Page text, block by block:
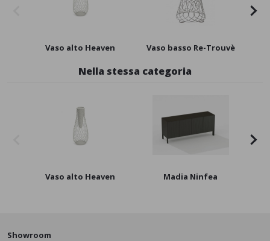
Vaso alto Heaven Vaso basso Re-Trouvè
Nella stessa categoria
Vaso alto Heaven Madia Ninfea
Showroom